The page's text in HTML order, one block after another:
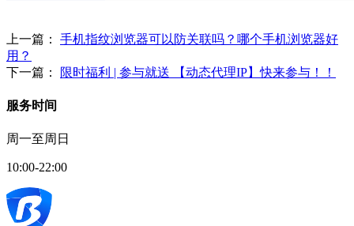
上一篇： 手机指纹浏览器可以防关联吗？哪个手机浏览器好
用？
下一篇：
限时福利 | 参与就送 【动态代理IP】快来参与！！
服务时间
周一至周日
10:00-22:00